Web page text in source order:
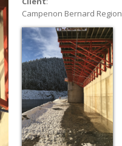
Campenon Bernard Region